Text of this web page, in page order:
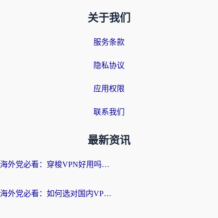
关于我们
服务条款
隐私协议
应用权限
联系我们
最新资讯
海外党必看：穿梭VPN好用吗？和云帆VPN对比哪个回国效果更好？附真实测评+避坑指南
海外党必看：如何选对国内VPN，实现无缝访问国内资源？